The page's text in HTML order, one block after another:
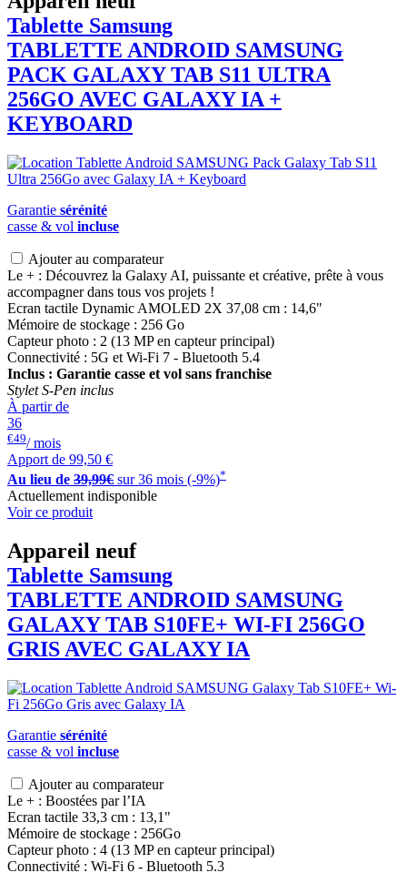
Tablette Samsung
TABLETTE ANDROID SAMSUNG
PACK GALAXY TAB S11 ULTRA
256GO AVEC GALAXY IA +
KEYBOARD
Garantie sérénité
casse & vol incluse
Ajouter au comparateur
Le + : Découvrez la Galaxy AI, puissante et créative, prête à vous
accompagner dans tous vos projets !
Ecran tactile Dynamic AMOLED 2X 37,08 cm : 14,6"
Mémoire de stockage : 256 Go
Capteur photo : 2 (13 MP en capteur principal)
Connectivité : 5G et Wi-Fi 7 - Bluetooth 5.4
Inclus : Garantie casse et vol sans franchise
Stylet S-Pen inclus
À partir de
36
€49/ mois
Apport de 99,50 €
Au lieu de 39,99€ sur 36 mois (-9%)*
Actuellement indisponible
Voir ce produit
Appareil neuf
Tablette Samsung
TABLETTE ANDROID SAMSUNG
GALAXY TAB S10FE+ WI-FI 256GO
GRIS AVEC GALAXY IA
Garantie sérénité
casse & vol incluse
Ajouter au comparateur
Le + : Boostées par l’IA
Ecran tactile 33,3 cm : 13,1"
Mémoire de stockage : 256Go
Capteur photo : 4 (13 MP en capteur principal)
Connectivité : Wi-Fi 6 - Bluetooth 5.3